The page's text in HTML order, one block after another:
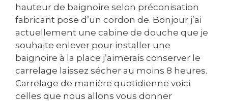
hauteur de baignoire selon préconisation
fabricant pose d’un cordon de. Bonjour j’ai
actuellement une cabine de douche que je
souhaite enlever pour installer une
baignoire à la place j’aimerais conserver le
carrelage laissez sécher au moins 8 heures.
Carrelage de manière quotidienne voici
celles que nous allons vous donner